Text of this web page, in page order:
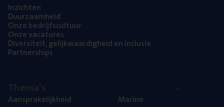
Inzich­ten
Duur­zaam­heid
Onze bedrijfs­cul­tuur
Onze vaca­tu­res
Diver­si­teit, gelijk­waar­dig­heid en inclusie
Part­ner­ships
Aan­spra­ke­lijk­heid
Mari­ne